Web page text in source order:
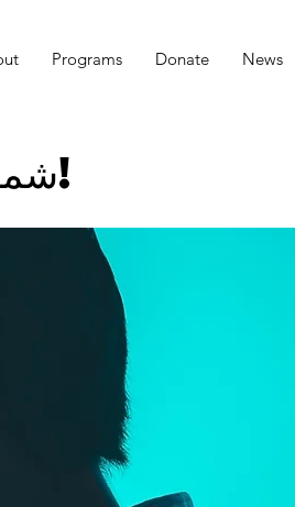
Programs Donate News
شما واقعاً دعایی دارید!